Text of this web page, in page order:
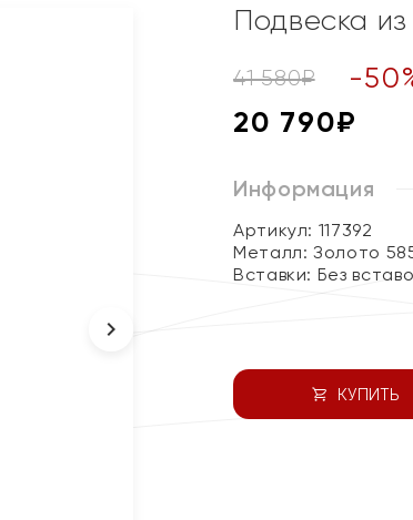
Подвеска
41 580₽ -50
20 790₽
Информация
Артикул: 117392
Металл:Золото
Вставки: Без
КУПИТЬ